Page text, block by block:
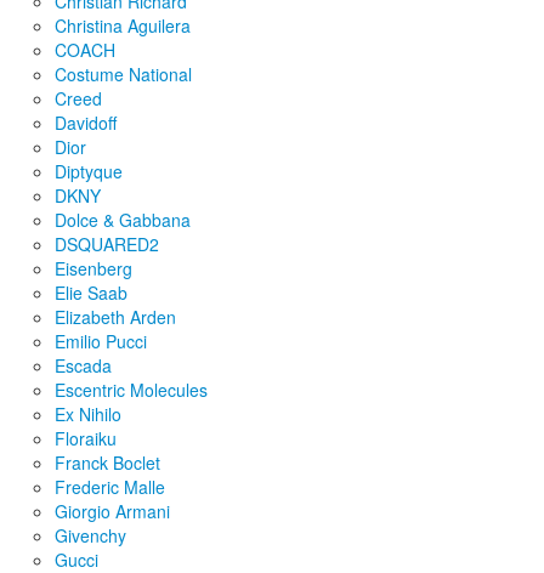
Christina Aguilera
COACH
Costume National
Creed
Davidoff
Dior
Diptyque
DKNY
Dolce & Gabbana
DSQUARED2
Eisenberg
Elie Saab
Elizabeth Arden
Emilio Pucci
Escada
Escentric Molecules
Ex Nihilo
Floraiku
Franck Boclet
Frederic Malle
Giorgio Armani
Givenchy
Gucci